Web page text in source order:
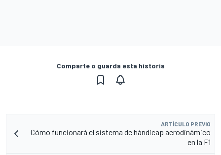
Comparte o guarda esta historia
ARTÍCULO PREVIO
Cómo funcionará el sistema de hándicap aerodinámico
en la F1